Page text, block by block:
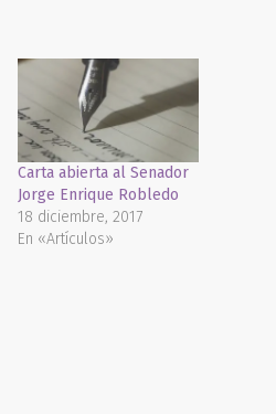
Carta abierta al Senador
Jorge Enrique Robledo
18 diciembre, 2017
En «Artículos»